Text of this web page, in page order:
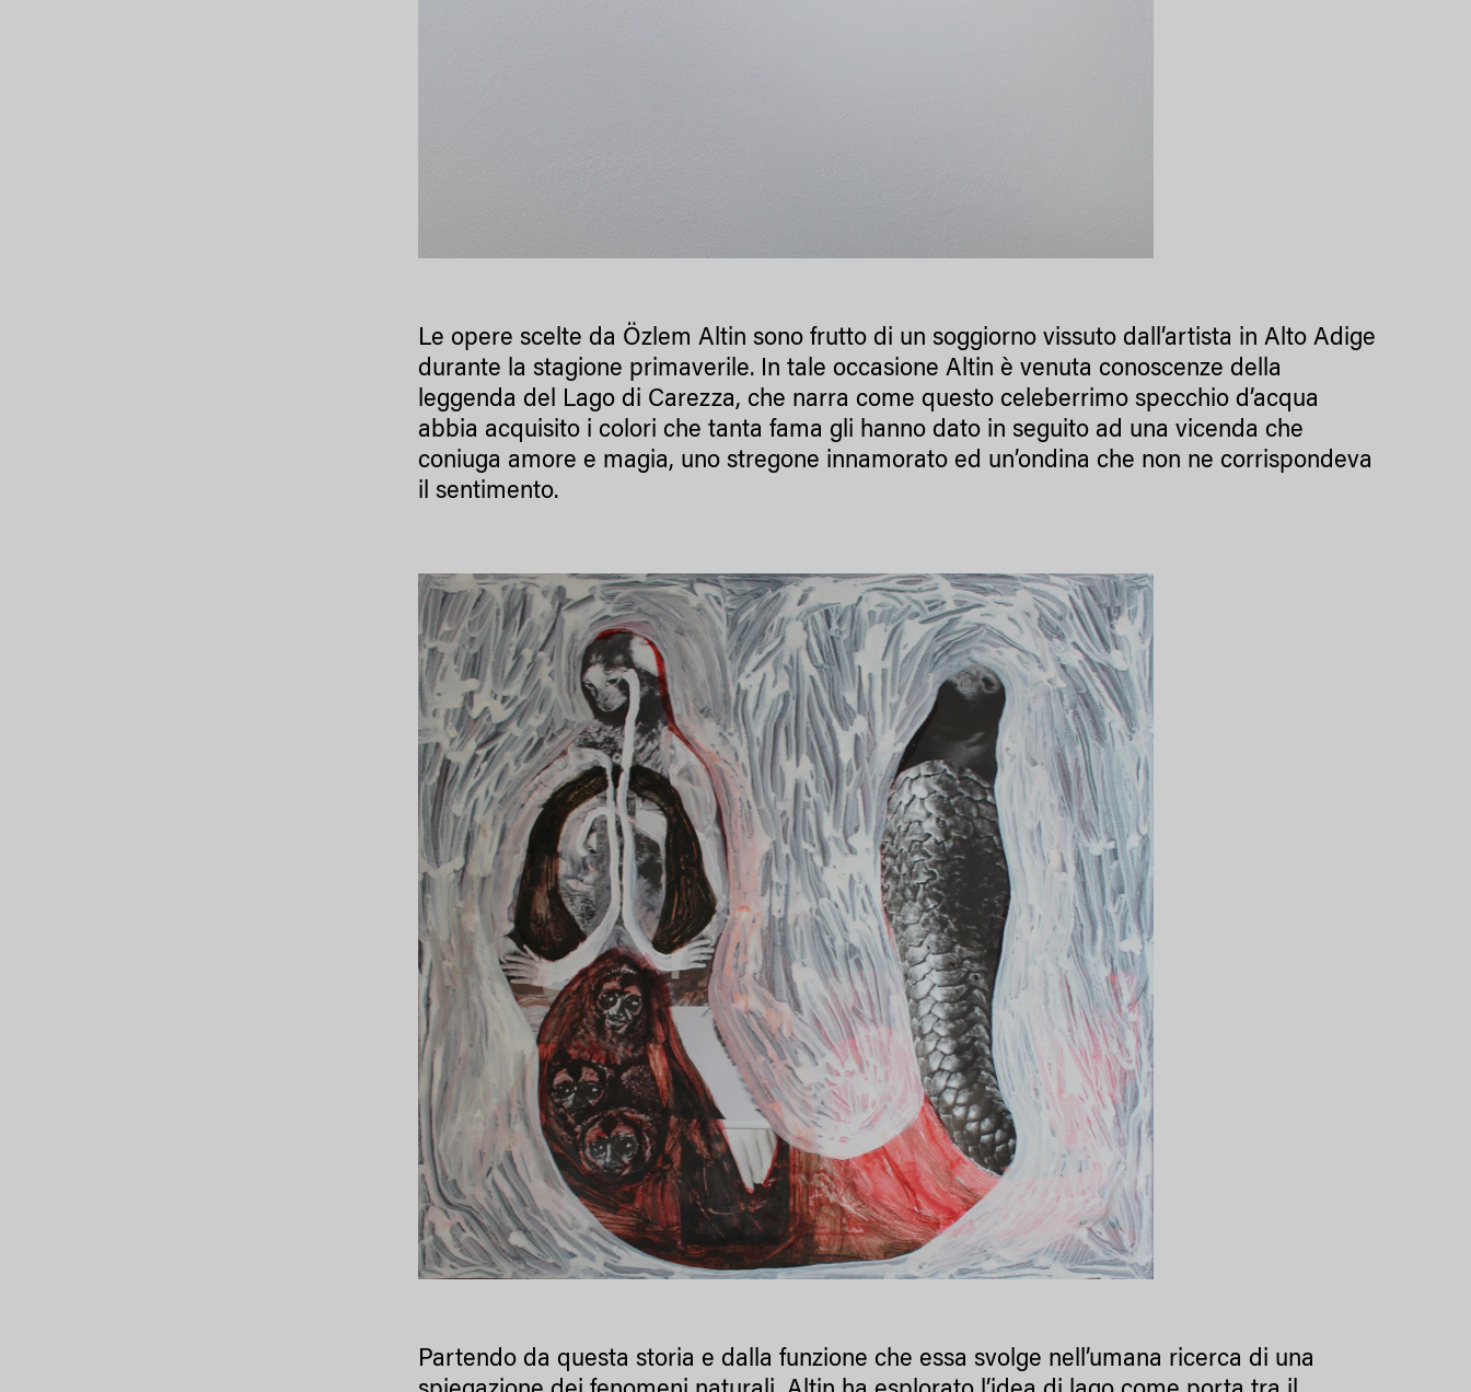
Le opere scelte da Özlem Altin sono frutto di un soggiorno vissuto dall’artista in Alto Adige
durante la stagione primaverile. In tale occasione Altin è venuta conoscenze della
leggenda del Lago di Carezza, che narra come questo celeberrimo specchio d’acqua
abbia acquisito i colori che tanta fama gli hanno dato in seguito ad una vicenda che
coniuga amore e magia, uno stregone innamorato ed un’ondina che non ne corrispondeva
il sentimento.
Partendo da questa storia e dalla funzione che essa svolge nell’umana ricerca di una